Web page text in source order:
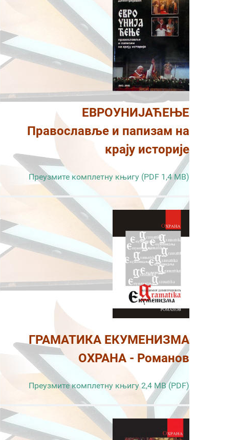
ЕВРОУНИЈАЋЕЊЕ
Православље и папизам на
крају историје
Преузмите комплетну књигу (PDF 1,4 MB)
ГРАМАТИКА ЕКУМЕНИЗМА
ОХРАНА - Романов
Преузмите комплетну књигу 2,4 MB (PDF)